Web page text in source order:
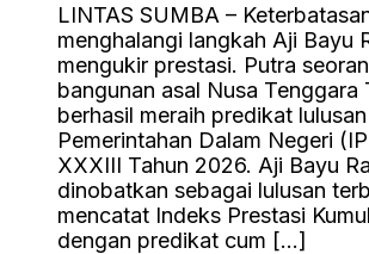
LINTAS SUMBA –
menghalangi langkah Aji Bayu
mengukir prestasi. Putra
bangunan asal Nusa
berhasil meraih predikat
Pemerintahan Dalam Negeri
XXXIII Tahun 2026. Aji Bayu
dinobatkan sebagai lulusan
mencatat Indeks Prestasi
dengan predikat cum […]